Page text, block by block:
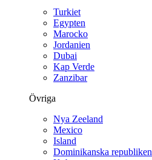
Turkiet
Egypten
Marocko
Jordanien
Dubai
Kap Verde
Zanzibar
Övriga
Nya Zeeland
Mexico
Island
Dominikanska republiken